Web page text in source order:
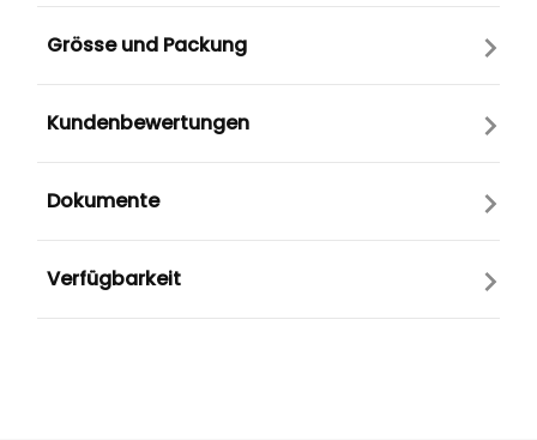
Grösse und Packung
Kundenbewertungen
Dokumente
Verfügbarkeit